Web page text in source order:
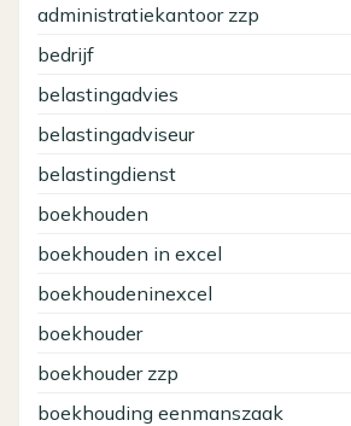
administratiekantoor zzp
bedrijf
belastingadvies
belastingadviseur
belastingdienst
boekhouden
boekhouden in excel
boekhoudeninexcel
boekhouder
boekhouder zzp
boekhouding eenmanszaak